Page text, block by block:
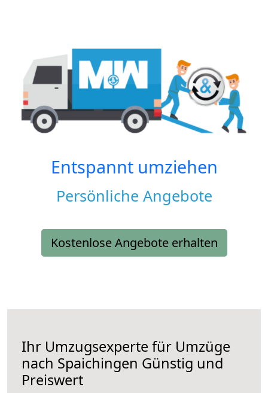
Entspannt umziehen
Persönliche Angebote
Kostenlose Angebote erhalten
Ihr Umzugsexperte für Umzüge
nach Spaichingen Günstig und
Preiswert